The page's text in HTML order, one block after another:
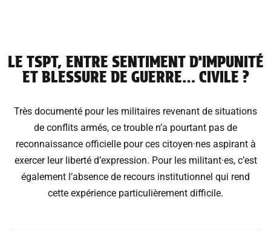
LE TSPT, ENTRE SENTIMENT D’IMPUNITÉ
ET BLESSURE DE GUERRE… CIVILE ?
Très documenté pour les militaires revenant de situations
de conflits armés, ce trouble n’a pourtant pas de
reconnaissance officielle pour ces citoyen·nes aspirant à
exercer leur liberté d’expression. Pour les militant·es, c’est
également l’absence de recours institutionnel qui rend
cette expérience particulièrement difficile.